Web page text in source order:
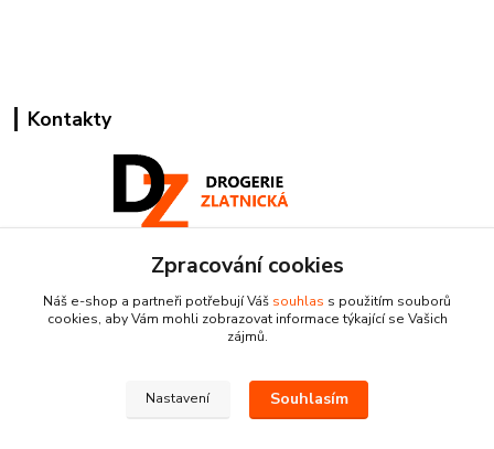
Kontakty
Pracovní doba:
+420 224 818 812
Po-Pá: 8:00-18:00 hod.
Zpracování cookies
Náš e-shop a partneři potřebují Váš souhlas s použitím souborů
cookies, aby Vám mohli zobrazovat informace týkající se Vašich
zájmů.
Nastavení Souhlasím